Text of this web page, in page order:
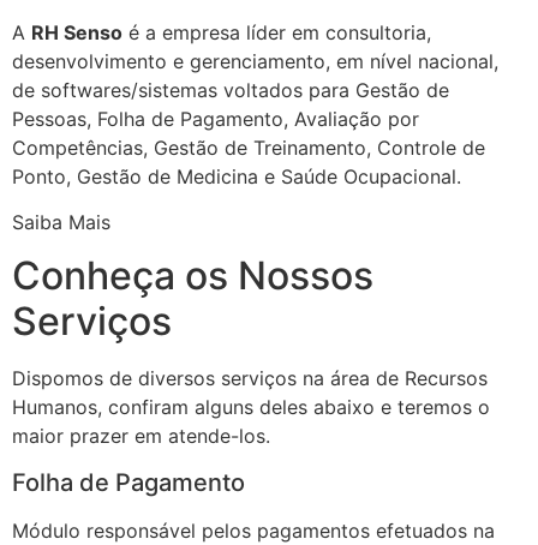
A RH Senso é a empresa líder em consultoria,
desenvolvimento e gerenciamento, em nível nacional,
de softwares/sistemas voltados para Gestão de
Pessoas, Folha de Pagamento, Avaliação por
Competências, Gestão de Treinamento, Controle de
Ponto, Gestão de Medicina e Saúde Ocupacional.
Saiba Mais
Conheça os Nossos
Serviços
Dispomos de diversos serviços na área de Recursos
Humanos, confiram alguns deles abaixo e teremos o
maior prazer em atende-los.
Folha de Pagamento
Módulo responsável pelos pagamentos efetuados na